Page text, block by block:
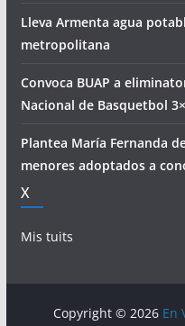
Lleva Armenta agua
metropolitana
Convoca BUAP a
Nacional de Basquetbol
Plantea María Fernanda
menores adoptados a
X
Mis tuits
Copyright © 2026 En